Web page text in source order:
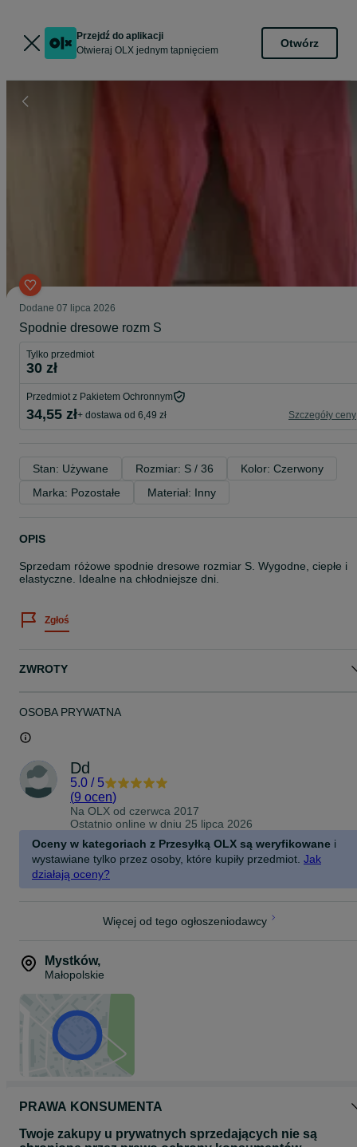
Przejdź do aplikacji
Otwieraj OLX jednym tapnięciem
Otwórz
Dodane 07 lipca 2026
Spodnie dresowe rozm S
Tylko przedmiot
30 zł
Przedmiot z Pakietem Ochronnym
34,55 zł+ dostawa od 6,49 zł Szczegóły ceny
Stan: Używane Rozmiar: S / 36
Kolor: Czerwony
Marka: Pozostałe
Materiał: Inny
OPIS
Sprzedam różowe spodnie dresowe rozmiar S. Wygodne, ciepłe i
elastyczne. Idealne na chłodniejsze dni.
Zgłoś
ZWROTY
OSOBA PRYWATNA
Dd
5.0 / 5
(9 ocen)
Na OLX od czerwca 2017
Ostatnio online w dniu 25 lipca 2026
Oceny w kategoriach z Przesyłką OLX są weryfikowane i
wystawiane tylko przez osoby, które kupiły przedmiot. Jak
działają oceny?
Więcej od tego ogłoszeniodawcy
Mystków,
Małopolskie
PRAWA KONSUMENTA
Twoje zakupy u prywatnych sprzedających nie są